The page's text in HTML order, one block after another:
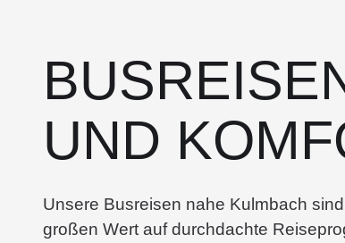
UND
Unsere Busreisen nahe Kulmbach
großen Wert auf durchdachte